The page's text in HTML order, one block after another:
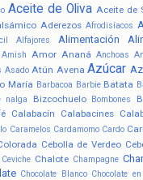
Aceite de Oliva Aceite de
Aderezos Afrodisíacos
Alfajores Alimentación
Amish Amor Ananá Anchoas
Asado Atún Avena Azúcar
María Barbacoa Barbie Batata
nalga Bizcochuelo Bombones
Calabacín Calabacines
Caramelos Cardamomo Cardo
Cebolla de Verdeo
Ceviche Chalote Champagne
Chocolate Blanco Chocolate